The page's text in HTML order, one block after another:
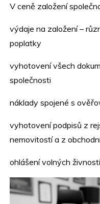
V ceně založení
výdaje na založení –
poplatky
vyhotovení všech
společnosti
náklady spojené s
vyhotovení podpisů z
nemovitostí a z
ohlášení volných